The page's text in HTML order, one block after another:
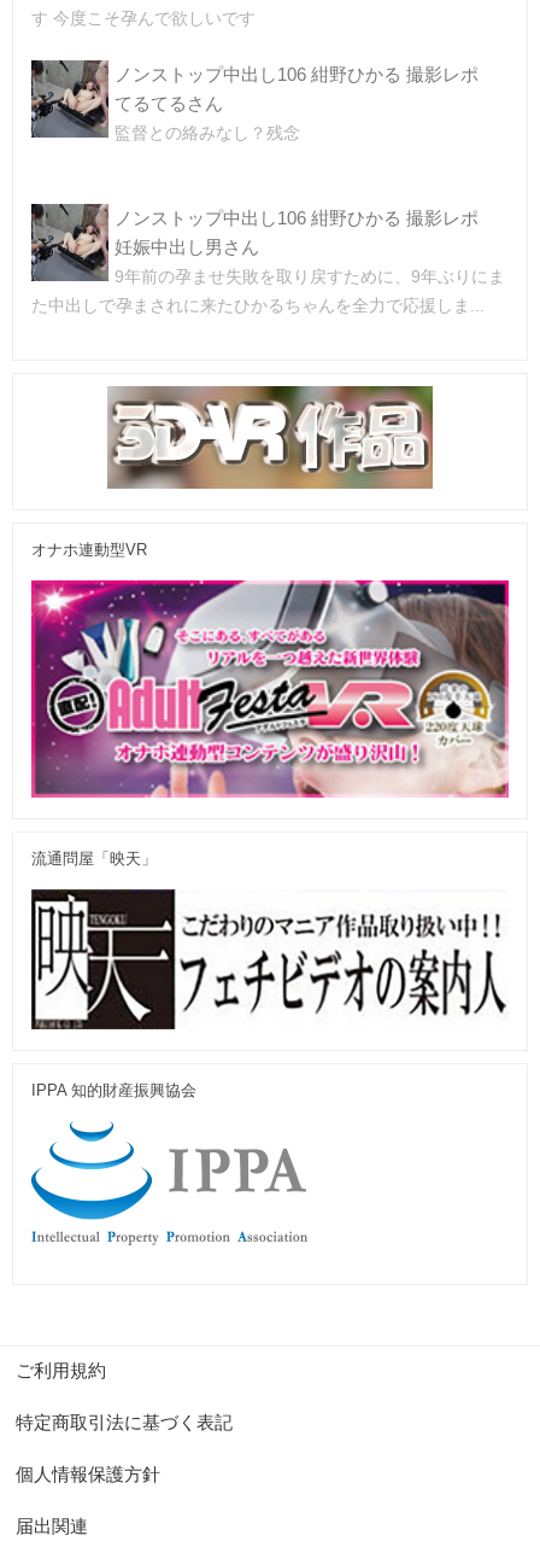
す 今度こそ孕んで欲しいです
ノンストップ中出し106 紺野ひかる 撮影レポ
てるてるさん
監督との絡みなし？残念
ノンストップ中出し106 紺野ひかる 撮影レポ
妊娠中出し男さん
9年前の孕ませ失敗を取り戻すために、9年ぶりにま
た中出しで孕まされに来たひかるちゃんを全力で応援しま...
オナホ連動型VR
流通問屋「映天」
IPPA 知的財産振興協会
ご利用規約
特定商取引法に基づく表記
個人情報保護方針
届出関連